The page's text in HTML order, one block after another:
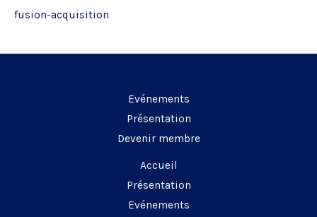
:fusion-acquisition
Evénements
Présentation
Devenir membre
Accueil
Présentation
Evénements